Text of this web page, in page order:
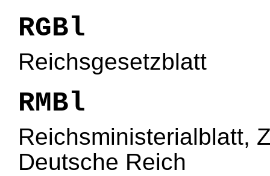
RGBl
Reichsgesetzblatt
RMBl
Reichsministerialblatt,
Deutsche Reich